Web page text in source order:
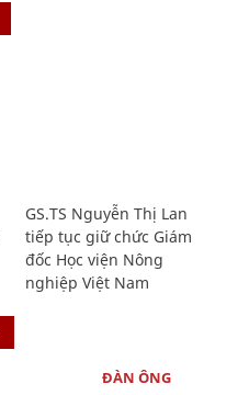
GS.TS Nguyễn Thị Lan
tiếp tục giữ chức Giám
đốc Học viện Nông
nghiệp Việt Nam
ĐÀN ÔNG